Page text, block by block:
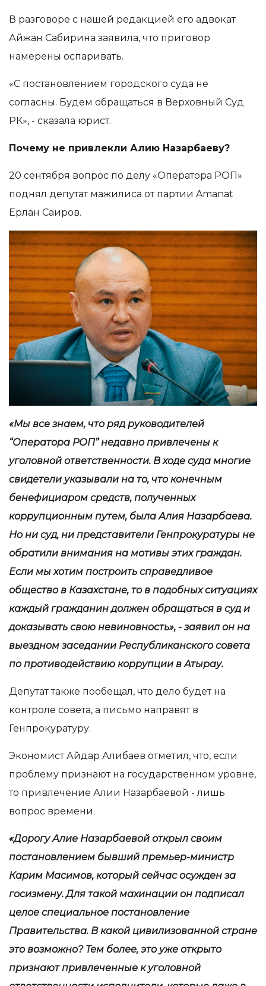
В разговоре с нашей редакцией его адвокат
Айжан Сабирина заявила, что приговор
намерены оспаривать.
«С постановлением городского суда не
согласны. Будем обращаться в Верховный Суд
РК», - сказала юрист.
Почему не привлекли Алию Назарбаеву?
20 сентября вопрос по делу «Оператора РОП»
поднял депутат мажилиса от партии Amanat
Ерлан Саиров.
«Мы все знаем, что ряд руководителей
“Оператора РОП” недавно привлечены к
уголовной ответственности. В ходе суда многие
свидетели указывали на то, что конечным
бенефициаром средств, полученных
коррупционным путем, была Алия Назарбаева.
Но ни суд, ни представители Генпрокуратуры не
обратили внимания на мотивы этих граждан.
Если мы хотим построить справедливое
общество в Казахстане, то в подобных ситуациях
каждый гражданин должен обращаться в суд и
доказывать свою невиновность», - заявил он на
выездном заседании Республиканского совета
по противодействию коррупции в Атырау.
Депутат также пообещал, что дело будет на
контроле совета, а письмо направят в
Генпрокуратуру.
Экономист Айдар Алибаев отметил, что, если
проблему признают на государственном уровне,
то привлечение Алии Назарбаевой - лишь
вопрос времени.
«Дорогу Алие Назарбаевой открыл своим
постановлением бывший премьер-министр
Карим Масимов, который сейчас осужден за
госизмену. Для такой махинации он подписал
целое специальное постановление
Правительства. В какой цивилизованной стране
это возможно? Тем более, это уже открыто
признают привлеченные к уголовной